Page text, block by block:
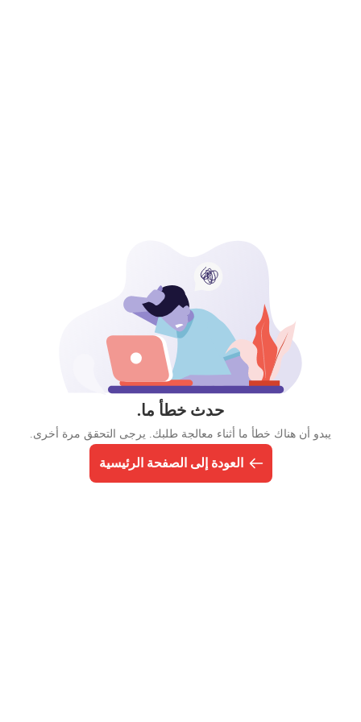
حدث خطأ ما.
يبدو أن هناك خطأ ما أثناء معالجة طلبك. يرجى التحقق مرة أخرى.
العودة إلى الصفحة الرئيسية